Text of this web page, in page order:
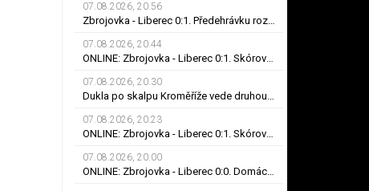
07.08.2026, 20.56
Zbrojovka - Liberec 0:1. Předehrávku rozhodl Dulay, Bořil se při premiéře za Slovan zranil
07.08.2026, 20.44
ONLINE: Zbrojovka - Liberec 0:1. Skóroval Dulay, Bořil se při premiéře za Slovan zranil
07.08.2026, 20.30
Dukla po skalpu Kroměříže vede druhou ligu. Karviná zvítězila v Prostějově, remíza Ústí
07.08.2026, 20.23
ONLINE: Zbrojovka - Liberec 0:1. Skóroval Dulay, Bořil se při premiéře za Slovan zranil
07.08.2026, 20.00
ONLINE: Zbrojovka - Liberec 0:0. Domácí na vlně, Bořil se při premiéře za Slovan zranil